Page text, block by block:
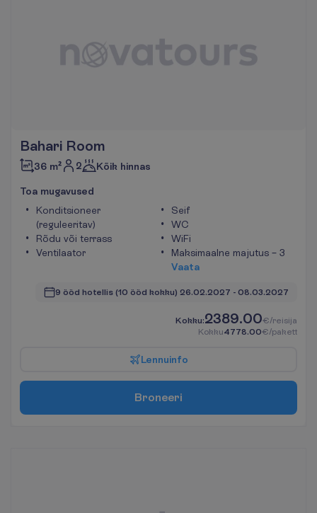
Bahari Room
36 m² 2 Kõik hinnas
Toa mugavused
Konditsioneer
(reguleeritav)
Rõdu või terrass
Ventilaator
Seif
WC
WiFi
Maksimaalne majutus – 3
Vaata
9 ööd hotellis (10 ööd kokku) 26.02.2027 - 08.03.2027
Kokku:2389.00€/reisija
Kokku4778.00€/pakett
Lennuinfo
Broneeri